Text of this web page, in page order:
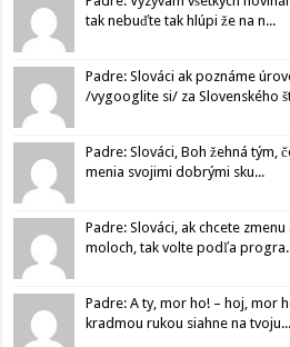
tak nebuďte tak hlúpi že na n...
Padre: Slováci ak poznáme
/vygooglite si/ za Slovenského
Padre: Slováci, Boh žehná tým,
menia svojimi dobrými sku...
Padre: Slováci, ak chcete
moloch, tak volte podľa
Padre: A ty, mor ho! – hoj, mor
kradmou rukou siahne na tvoju...